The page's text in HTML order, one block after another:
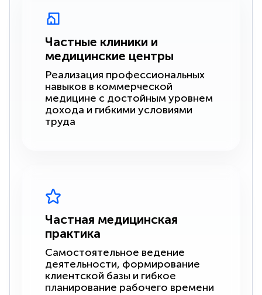
Частные клиники и
медицинские центры
Реализация профессиональных
навыков в коммерческой
медицине с достойным уровнем
дохода и гибкими условиями
труда
Частная медицинская
практика
Самостоятельное ведение
деятельности, формирование
клиентской базы и гибкое
планирование рабочего времени